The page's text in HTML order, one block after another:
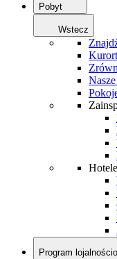
Pobyt
Wstecz
Program